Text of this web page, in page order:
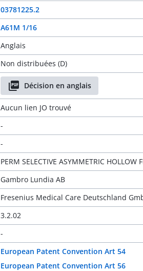
03781225.2
A61M 1/16
Anglais
Non distribuées (D)
Décision en anglais
Aucun lien JO trouvé
-
-
PERM SELECTIVE ASYMMETRIC
Gambro Lundia AB
Fresenius Medical Care Deutschland
3.2.02
-
European Patent Convention Art 54
European Patent Convention Art 56